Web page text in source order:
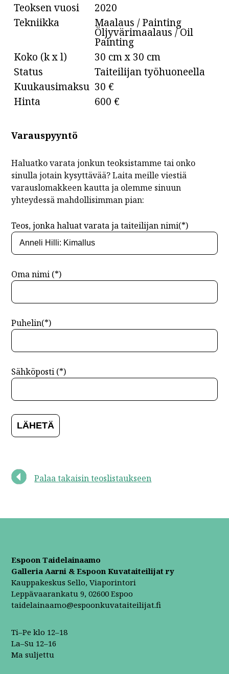
Teoksen vuosi
2020
Tekniikka
Maalaus / Painting
Öljyvärimaalaus / Oil
Painting
Koko (k x l)
30 cm x 30 cm
Status
Taiteilijan työhuoneella
Kuukausimaksu 30 €
Hinta
600 €
Varauspyyntö
Haluatko varata jonkun teoksistamme tai onko
sinulla jotain kysyttävää? Laita meille viestiä
varauslomakkeen kautta ja olemme sinuun
yhteydessä mahdollisimman pian:
Teos, jonka haluat varata ja taiteilijan nimi(*)
Oma nimi (*)
Puhelin(*)
Sähköposti (*)
Palaa takaisin teoslistaukseen
Espoon Taidelainaamo
Galleria Aarni & Espoon Kuvataiteilijat ry
Kauppakeskus Sello, Viaporintori
Leppävaarankatu 9, 02600 Espoo
taidelainaamo@espoonkuvataiteilijat.fi
Ti–Pe klo 12–18
La–Su 12–16
Ma suljettu